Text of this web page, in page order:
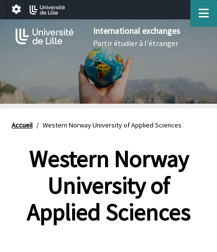
Aller au menu
Aller au contenu
Aller au pied de page
Paramétrage
International exchanges
Partir étudier à l'étranger
Accueil / Western Norway University of Applied Sciences
Western Norway
University of
Applied Sciences